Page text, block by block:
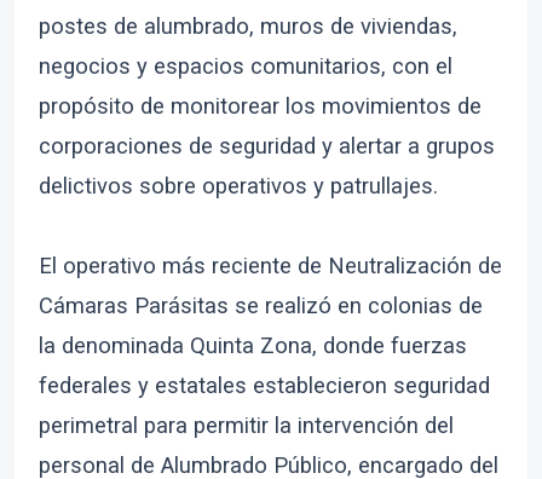
postes de alumbrado, muros de viviendas,
negocios y espacios comunitarios, con el
propósito de monitorear los movimientos de
corporaciones de seguridad y alertar a grupos
delictivos sobre operativos y patrullajes.
El operativo más reciente de Neutralización de
Cámaras Parásitas se realizó en colonias de
la denominada Quinta Zona, donde fuerzas
federales y estatales establecieron seguridad
perimetral para permitir la intervención del
personal de Alumbrado Público, encargado del